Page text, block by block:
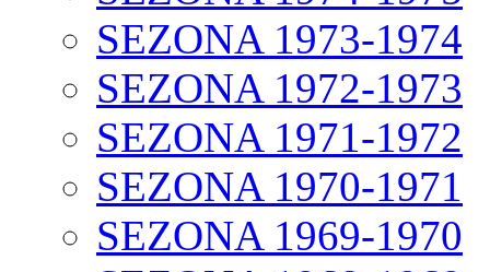
SEZONA 1973-1974
SEZONA 1972-1973
SEZONA 1971-1972
SEZONA 1970-1971
SEZONA 1969-1970